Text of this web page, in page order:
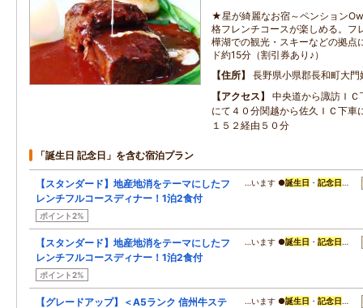
★星が綺麗なお宿～ペンション
格フレンチコースが楽しめる。フ
樺湖での観光・スキーなどの拠点
ド約15分（割引券あり♪）
住所
長野県小県郡長和町大
アクセス
中央道から諏訪Ｉ
にて４０分関越から佐久ＩＣ下車
１５２経由５０分
「誕生日 記念日」を含む宿泊プラン
【スタンダード】地産地消をテーマにしたフ
レンチフルコースディナー！1泊2食付
ポイント2%
…います ●誕生日 ・ 記念日 …
【スタンダード】地産地消をテーマにしたフ
レンチフルコースディナー！1泊2食付
ポイント2%
…います ●誕生日 ・ 記念日 …
【グレードアップ】＜A5ランク 信州牛ステ
…います ●誕生日 ・ 記念日 …